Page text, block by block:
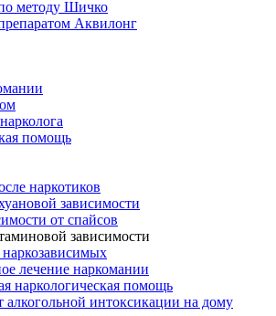
методу Шичко
Аквилонг
помощь
наркотиков
зависимости
от спайсов
зависимости
лечение наркомании
наркологическая помощь
алкогольной интоксикации на дому